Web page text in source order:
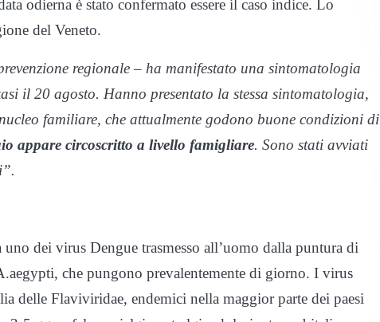
odierna è stato confermato essere il caso indice. Lo
del Veneto.
regionale – ha manifestato una sintomatologia
il 20 agosto. Hanno presentato la stessa sintomatologia,
familiare, che attualmente godono buone condizioni di
appare circoscritto a livello famigliare. Sono stati avviati
uno dei virus Dengue trasmesso all’uomo dalla puntura di
che pungono prevalentemente di giorno. I virus
delle Flaviviridae, endemici nella maggior parte dei paesi